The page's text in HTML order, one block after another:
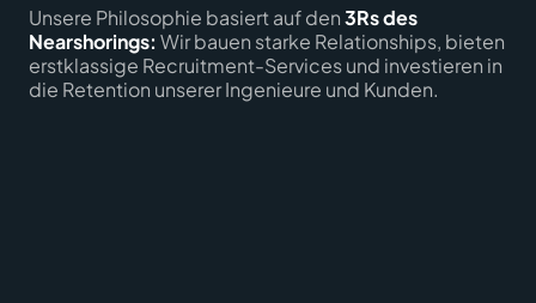
Unsere Philosophie basiert auf den3Rs des
Nearshorings: Wir bauen starke Relationships, bieten
erstklassige Recruitment-Services und investieren in
die Retention unserer Ingenieure und Kunden.